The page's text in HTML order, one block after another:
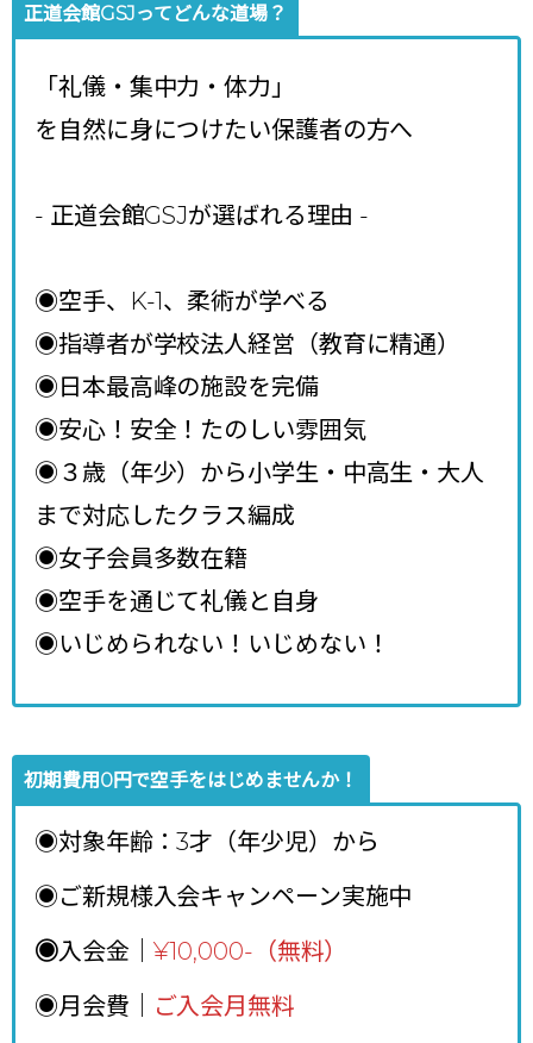
正道会館GSJってどんな道場？
「礼儀・集中力・体力」
を自然に身につけたい保護者の方へ
- 正道会館GSJが選ばれる理由 -
◉空手、K-1、柔術が学べる
◉指導者が学校法人経営（教育に精通）
◉日本最高峰の施設を完備
◉安心！安全！たのしい雰囲気
◉３歳（年少）から小学生・中高生・大人
まで対応したクラス編成
◉女子会員多数在籍
◉空手を通じて礼儀と自身
◉いじめられない！いじめない！
初期費用0円で空手をはじめませんか！
◉対象年齢：3才（年少児）から
◉ご新規様入会キャンペーン実施中
◉入会金｜ ¥10,000-（無料）
◉月会費｜
ご入会月無料